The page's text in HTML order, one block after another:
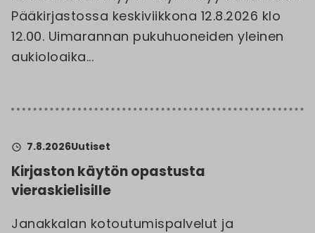
Pääkirjastossa keskiviikkona 12.8.2026 klo
12.00. Uimarannan pukuhuoneiden yleinen
aukioloaika...
7.8.2026Uutiset
Kirjaston käytön opastusta
vieraskielisille
Janakkalan kotoutumispalvelut ja